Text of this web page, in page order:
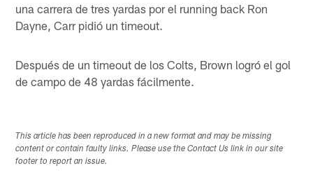
una carrera de tres yardas por el running back Ron
Dayne, Carr pidió un timeout.
Después de un timeout de los Colts, Brown logró el gol
de campo de 48 yardas fácilmente.
This article has been reproduced in a new format and may be missing
content or contain faulty links. Please use the Contact Us link in our site
footer to report an issue.